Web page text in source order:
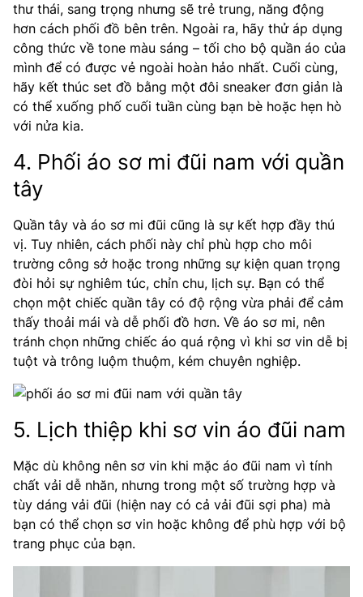
thư thái, sang trọng nhưng sẽ trẻ trung, năng động
hơn cách phối đồ bên trên. Ngoài ra, hãy thử áp dụng
công thức về tone màu sáng – tối cho bộ quần áo của
mình để có được vẻ ngoài hoàn hảo nhất. Cuối cùng,
hãy kết thúc set đồ bằng một đôi sneaker đơn giản là
có thể xuống phố cuối tuần cùng bạn bè hoặc hẹn hò
với nửa kia.
4. Phối áo sơ mi đũi nam với quần
tây
Quần tây và áo sơ mi đũi cũng là sự kết hợp đầy thú
vị. Tuy nhiên, cách phối này chỉ phù hợp cho môi
trường công sở hoặc trong những sự kiện quan trọng
đòi hỏi sự nghiêm túc, chỉn chu, lịch sự. Bạn có thể
chọn một chiếc quần tây có độ rộng vừa phải để cảm
thấy thoải mái và dễ phối đồ hơn. Về áo sơ mi, nên
tránh chọn những chiếc áo quá rộng vì khi sơ vin dễ bị
tuột và trông luộm thuộm, kém chuyên nghiệp.
5. Lịch thiệp khi sơ vin áo đũi nam
Mặc dù không nên sơ vin khi mặc áo đũi nam vì tính
chất vải dễ nhăn, nhưng trong một số trường hợp và
tùy dáng vải đũi (hiện nay có cả vải đũi sợi pha) mà
bạn có thể chọn sơ vin hoặc không để phù hợp với bộ
trang phục của bạn.